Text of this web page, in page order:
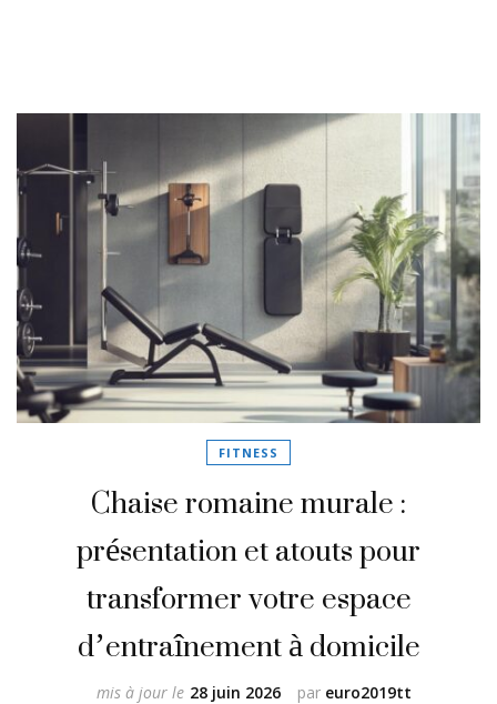
FITNESS
Chaise romaine murale :
présentation et atouts pour
transformer votre espace
d’entraînement à domicile
par euro2019tt
mis à jour le 28 juin 2026